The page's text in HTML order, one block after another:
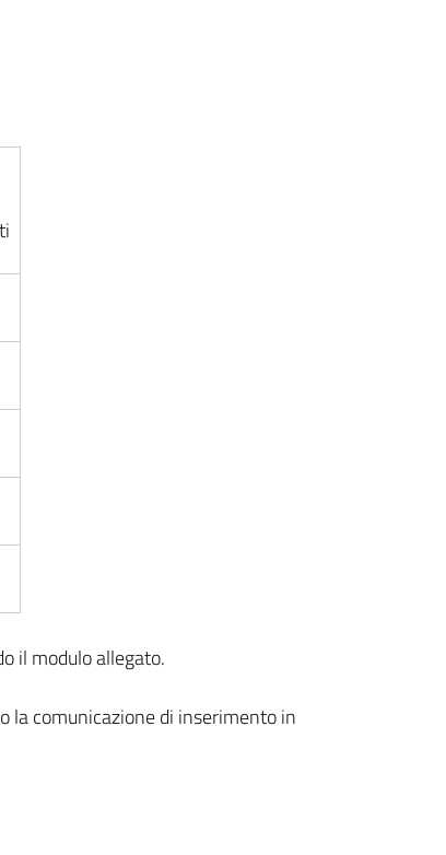
il modulo allegato.
la comunicazione di inserimento in